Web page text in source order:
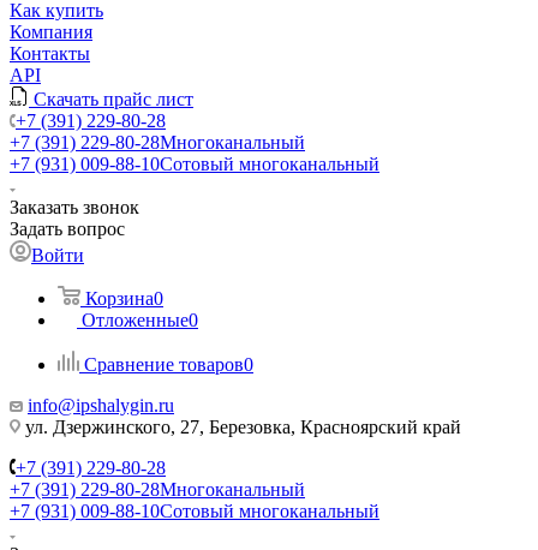
Как купить
Компания
Контакты
API
Скачать прайс лист
+7 (391) 229-80-28
+7 (391) 229-80-28Многоканальный
+7 (931) 009-88-10Сотовый многоканальный
Заказать звонок
Задать вопрос
Войти
Корзина0
Отложенные0
Сравнение товаров0
info@ipshalygin.ru
ул. Дзержинского, 27, Березовка, Красноярский край
+7 (391) 229-80-28
+7 (391) 229-80-28Многоканальный
+7 (931) 009-88-10Сотовый многоканальный